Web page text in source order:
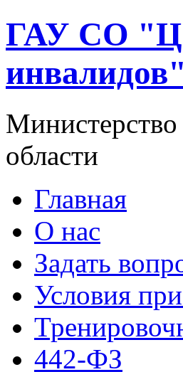
ГАУ СО
инвалидов"
области
Главная
О нас
Задать
Условия
442-ФЗ